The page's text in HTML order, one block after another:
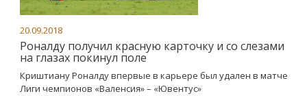
20.09.2018
Роналду получил красную карточку и со слезами
на глазах покинул поле
Криштиану Роналду впервые в карьере был удален в матче
Лиги чемпионов «Валенсия» – «Ювентус»